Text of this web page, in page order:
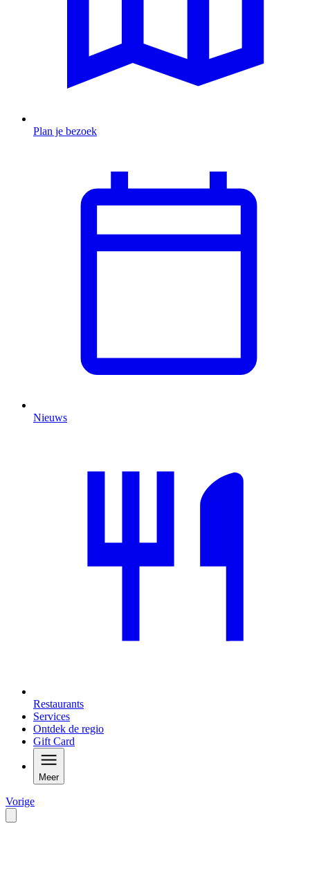
Plan je bezoek
Nieuws
Restaurants
Services
Ontdek de regio
Gift Card
Meer
Vorige